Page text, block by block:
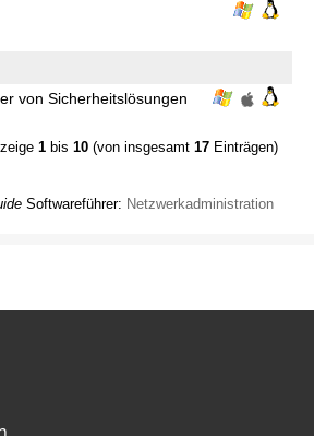
von Sicherheitslösungen
zeige 1bis 10(von insgesamt 17Einträgen)
Softwareführer: Netzwerkadministration